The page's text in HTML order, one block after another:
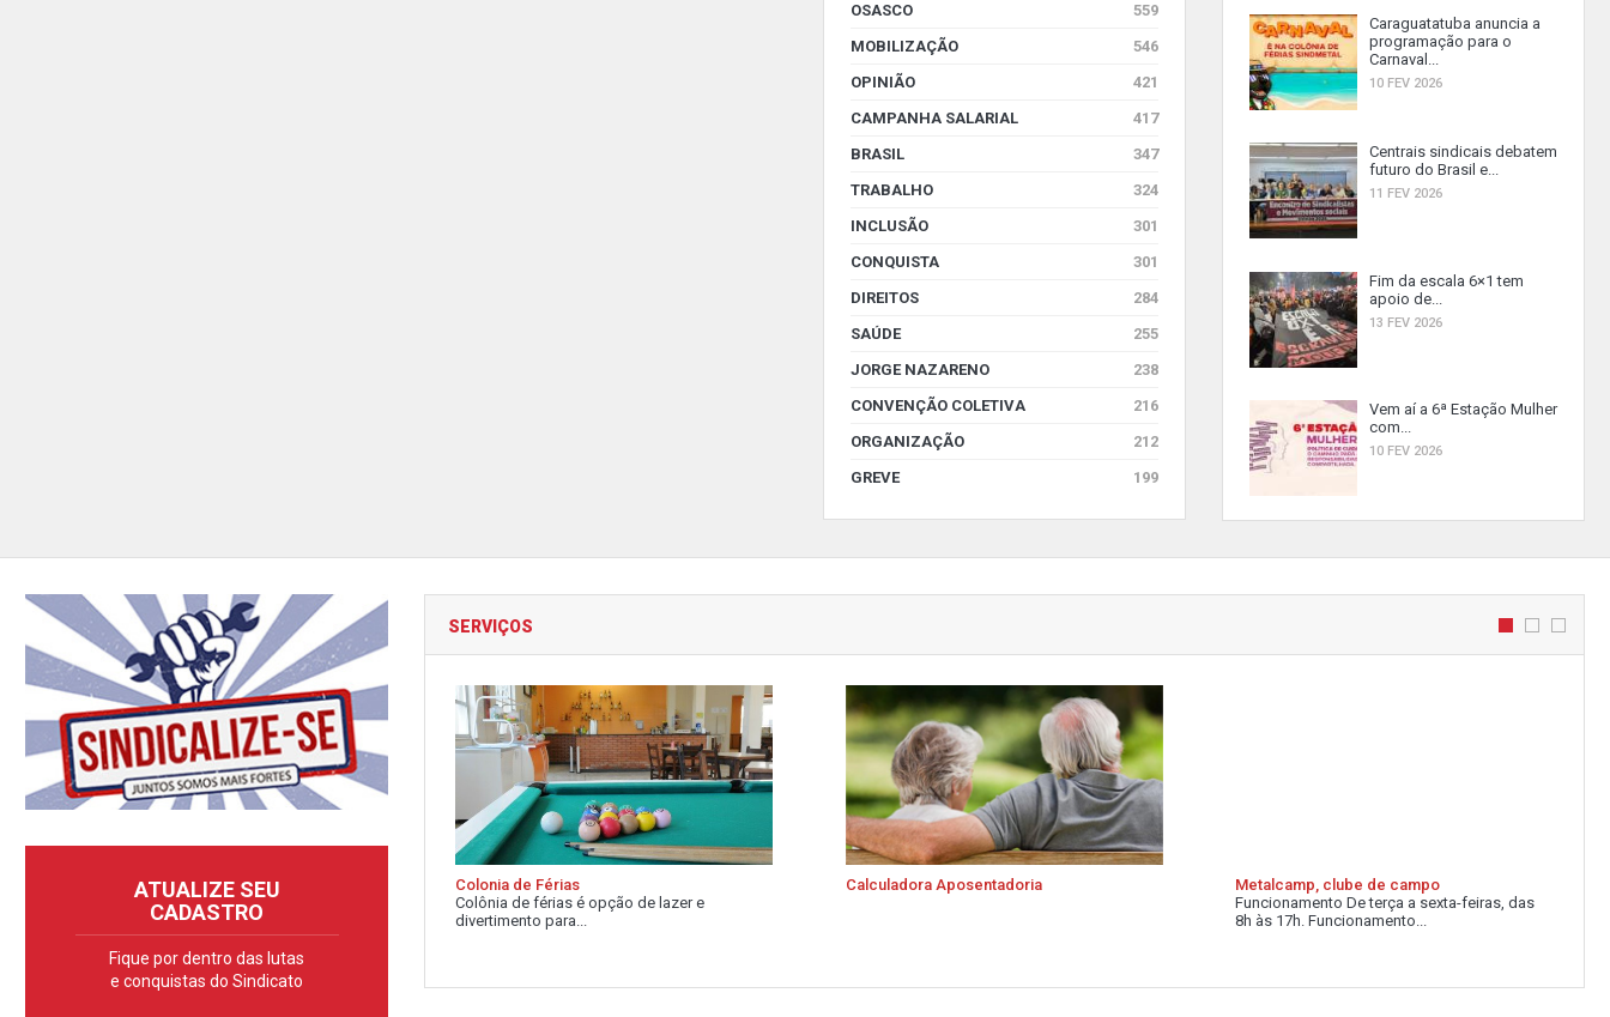
OSASCO
559
MOBILIZAÇÃO
546
OPINIÃO
421
CAMPANHA SALARIAL
417
BRASIL
347
TRABALHO
324
INCLUSÃO
301
CONQUISTA
301
DIREITOS
284
SAÚDE
255
JORGE NAZARENO
238
CONVENÇÃO COLETIVA
216
ORGANIZAÇÃO
212
GREVE
199
Caraguatatuba anuncia a
programação para o
Carnaval...
10 FEV 2026
Centrais sindicais debatem
futuro do Brasil e...
11 FEV 2026
Fim da escala 6×1 tem
apoio de...
13 FEV 2026
Vem aí a 6ª Estação Mulher
com...
10 FEV 2026
ATUALIZE SEU
CADASTRO
Fique por dentro das lutas
e conquistas do Sindicato
SERVIÇOS
Colonia de Férias
Colônia de férias é opção de lazer e
divertimento para...
Calculadora Aposentadoria
Metalcamp, clube de campo
Funcionamento De terça a sexta-feiras, das
8h às 17h. Funcionamento...